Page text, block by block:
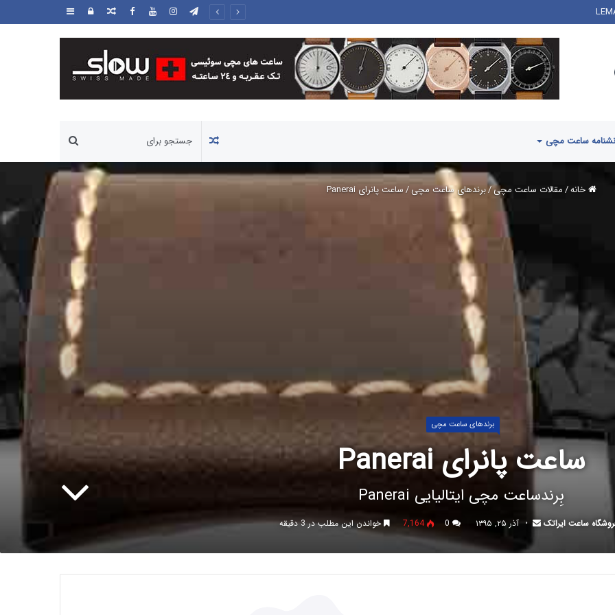
ورود مطلب
تصادفی
ساعت مچی مطلب
تصادفی خانه/مقالات ساعت مچی/برندهای ساعت مچی /ساعت پانرای Panerai
برندهای ساعت مچی
ساعت پانرای Panerai
بِرندساعت مچی ایتالیایی Panerai
ساعت ایراتک آذر ۲۵, ۱۳۹۵ 7,164 خواندن این مطلب در 3 دقیقه